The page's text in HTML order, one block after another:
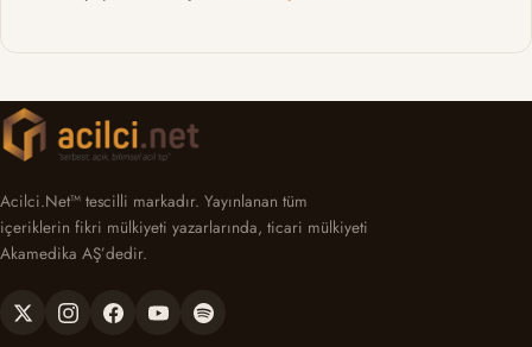
Acilci.Net™ tescilli markadır. Yayınlanan tüm
içeriklerin fikri mülkiyeti yazarlarında, ticari mülkiyeti
Akamedika AŞ’dedir.